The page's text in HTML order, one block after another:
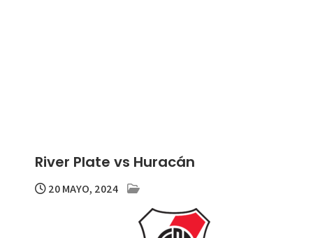
River Plate vs Huracán
20 MAYO, 2024